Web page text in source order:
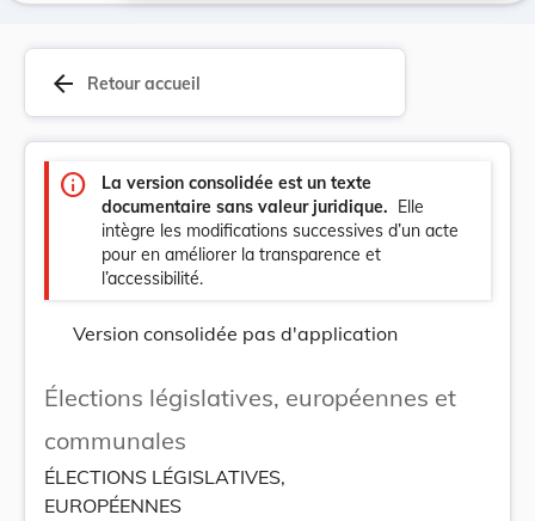
arrow_back Retour accueil
info
La version consolidée est un texte
documentaire sans valeur juridique. Elle
intègre les modifications successives d’un acte
pour en améliorer la transparence et
l’accessibilité.
Version consolidée pas d'application
Élections législatives, européennes et
communales
ÉLECTIONS LÉGISLATIVES,
EUROPÉENNES